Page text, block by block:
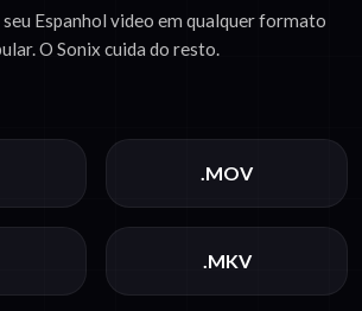
seu Espanhol video em qualquer formato
O Sonix cuida do resto.
.MOV
.MKV